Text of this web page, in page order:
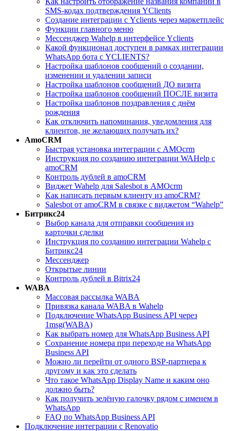
SMS-кодах подтверждения YClients
Создание интеграции с Yclients через маркетплейс
Функции главного меню
Мессенджер Wahelp в интерфейсе Yclients
Какой функционал доступен в рамках интеграции
WhatsApp бота с YCLIENTS?
Настройка шаблонов сообщений о создании,
изменении и удалении записи
Настройка шаблонов сообщений ДО визита
Настройка шаблонов сообщений ПОСЛЕ визита
Настройка шаблонов поздравления с днём
рождения
Как отключить напоминания, уведомления для
клиентов, не желающих получать их?
AmoCRM
Быстрая установка интеграции с АМОcrm
Инструкция по созданию интеграции WAHelp c
amoCRM
Контроль дублей в amoCRM
Виджет Wahelp для Salesbot в AMOcrm
Как написать первым клиенту из amoCRM?
Salesbot от amoCRM в связке с виджетом “Wahelp”
Битрикс24
Выбор канала для отправки сообщения из
карточки сделки
Инструкция по созданию интеграции Wahelp c
Битрикс24
Мессенджер
Открытые линии
Контроль дублей в Bitrix24
WABA
Массовая рассылка WABA
Привязка канала WABA в Wahelp
Подключение WhatsApp Business API через
1msg(WABA)
Как выбрать номер для WhatsApp Business API
Сохранение номера при переходе на WhatsApp
Business API
Можно ли перейти от одного BSP-партнера к
другому и как это сделать
Что такое WhatsApp Display Name и каким оно
должно быть?
Как получить зелёную галочку рядом с именем в
WhatsApp
FAQ по WhatsApp Business API
Подключение интеграции с Renovatio